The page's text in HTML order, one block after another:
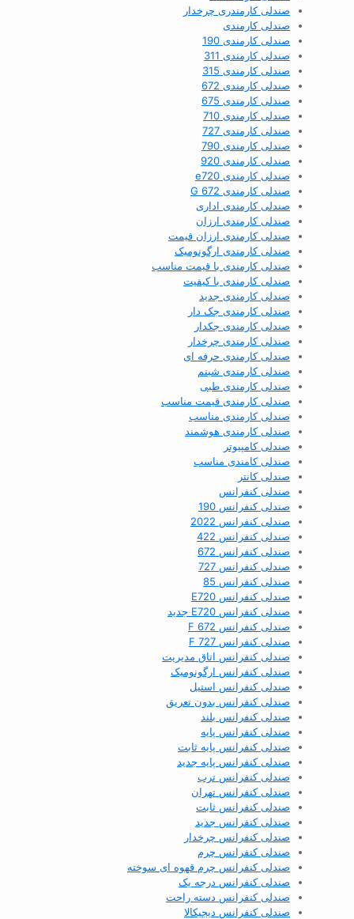
صندلی کارمندری چرخدار
صندلی کارمندی
صندلی کارمندی 190
صندلی کارمندی 311
صندلی کارمندی 315
صندلی کارمندی 672
صندلی کارمندی 675
صندلی کارمندی 710
صندلی کارمندی 727
صندلی کارمندی 790
صندلی کارمندی 920
صندلی کارمندی e720
صندلی کارمندی G 672
صندلی کارمندی اداری
صندلی کارمندی ارزان
صندلی کارمندی ارزان قیمت
صندلی کارمندی ارگونومیک
صندلی کارمندی با قیمت مناسب
صندلی کارمندی با کیفیت
صندلی کارمندی جدید
صندلی کارمندی جک دار
صندلی کارمندی جکدار
صندلی کارمندی چرخدار
صندلی کارمندی حرفه ای
صندلی کارمندی شبنم
صندلی کارمندی طبی
صندلی کارمندی قیمت مناسب
صندلی کارمندی مناسب
صندلی کارمندی هوشمند
صندلی کامپیوتر
صندلی کامندی مناسب
صندلی کانتر
صندلی کنفرانس
صندلی کنفرانس 190
صندلی کنفرانس 2022
صندلی کنفرانس 422
صندلی کنفرانس 672
صندلی کنفرانس 727
صندلی کنفرانس 85
صندلی کنفرانس E720
صندلی کنفرانس E720 جدید
صندلی کنفرانس F 672
صندلی کنفرانس F 727
صندلی کنفرانس اتاق مدیریت
صندلی کنفرانس ارگونومیک
صندلی کنفرانس استیل
صندلی کنفرانس بدون تعریق
صندلی کنفرانس بلند
صندلی کنفرانس پایه
صندلی کنفرانس پایه ثابت
صندلی کنفرانس پایه جدید
صندلی کنفرانس ترب
صندلی کنفرانس تهران
صندلی کنفرانس ثابت
صندلی کنفرانس جدید
صندلی کنفرانس چرخدار
صندلی کنفرانس چرم
صندلی کنفرانس چرم قهوه ای سوخته
صندلی کنفرانس درجه یک
صندلی کنفرانس دسته راحت
صندلی کنفرانس دیجیکالا